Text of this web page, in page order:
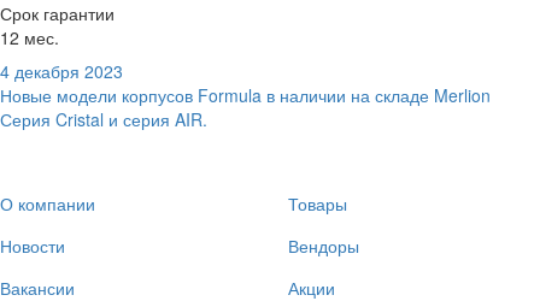
Срок гарантии
12 мес.
4 декабря 2023
Новые модели корпусов Formula в наличии на складе Merlion
Серия Cristal и серия AIR.
О компании
Новости
Вакансии
Товары
Вендоры
Акции